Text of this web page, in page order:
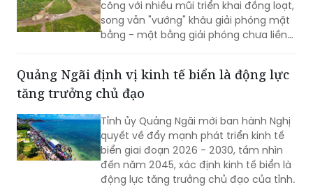
công với nhiều mũi triển khai đồng loạt,
song vẫn "vướng" khâu giải phóng mặt
bằng - mặt bằng giải phóng chưa liền
Quảng Ngãi định vị kinh tế biển là động lực
tăng trưởng chủ đạo
Tỉnh ủy Quảng Ngãi mới ban hành Nghị
quyết về đẩy mạnh phát triển kinh tế
biển giai đoạn 2026 - 2030, tầm nhìn
đến năm 2045, xác định kinh tế biển là
động lực tăng trưởng chủ đạo của tỉnh.